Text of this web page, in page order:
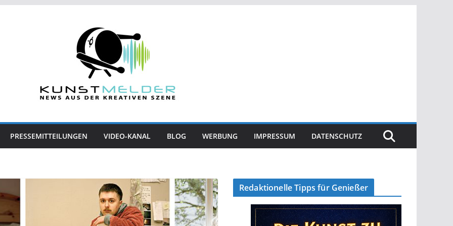
PRESSEMITTEILUNGEN VIDEO-KANAL BLOG WERBUNG IMPRESSUM DATENSCHUTZ
Redaktionelle Tipps für Genießer